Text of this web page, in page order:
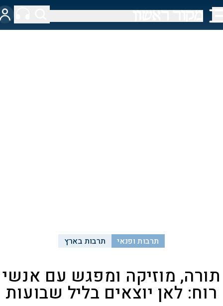
תרבות ופנאי תרבות בארץ
תורה, מוזיקה ומפגש עם אנשי
רוח: לאן יוצאים בליל שבועות